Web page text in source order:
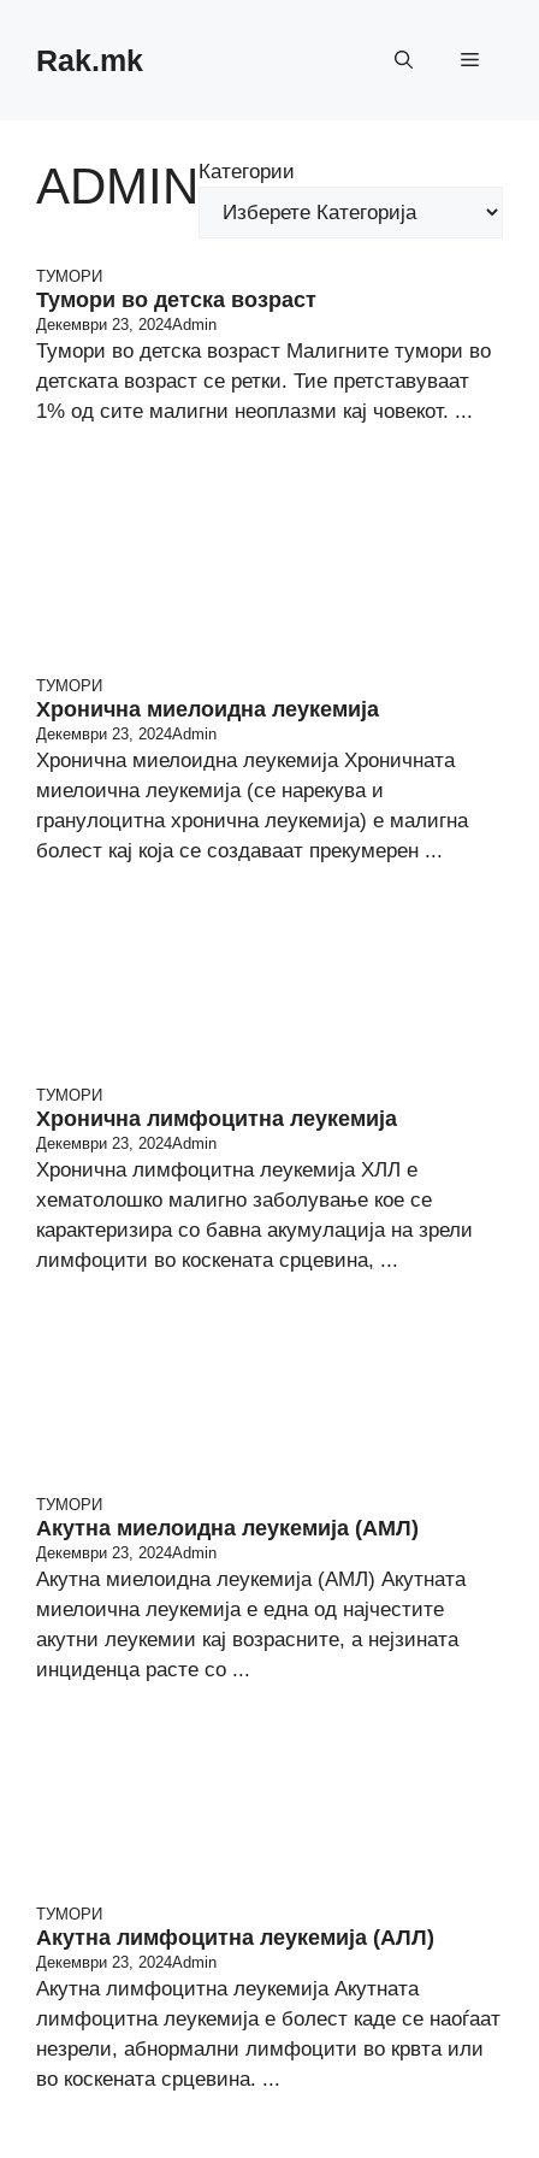
contentRak.mk Menu
ADMIN Категории
ТУМОРИ
Тумори во детска возраст
Декември 23, 2024Admin
Тумори во детска возраст Малигните тумори во
детската возраст се ретки. Тие претставуваат
1% од сите малигни неоплазми кај човекот. ...
ТУМОРИ
Хронична миелоидна леукемија
Декември 23, 2024Admin
Хронична миелоидна леукемија Хроничната
миелоична леукемија (се нарекува и
гранулоцитна хронична леукемија) е малигна
болест кај која се создаваат прекумерен ...
ТУМОРИ
Хронична лимфоцитна леукемија
Декември 23, 2024Admin
Хронична лимфоцитна леукемија ХЛЛ е
хематолошко малигно заболување кое се
карактеризира со бавна акумулација на зрели
лимфоцити во коскената срцевина, ...
ТУМОРИ
Акутна миелоидна леукемија (АМЛ)
Декември 23, 2024Admin
Акутна миелоидна леукемија (АМЛ) Акутната
миелоична леукемија е една од најчестите
акутни леукемии кај возрасните, а нејзината
инциденца расте со ...
ТУМОРИ
Акутна лимфоцитна леукемија (АЛЛ)
Декември 23, 2024Admin
Акутна лимфоцитна леукемија Акутната
лимфоцитна леукемија е болест каде се наоѓаат
незрели, абнормални лимфоцити во крвта или
во коскената срцевина. ...